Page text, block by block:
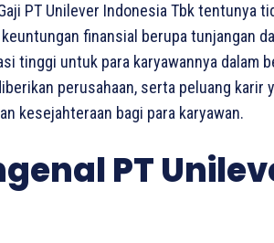
PT Unilever Indonesia Tbk tentunya
finansial berupa tunjangan
tinggi untuk para karyawannya dalam
perusahaan, serta peluang karir
kesejahteraan bagi para karyawan.
PT